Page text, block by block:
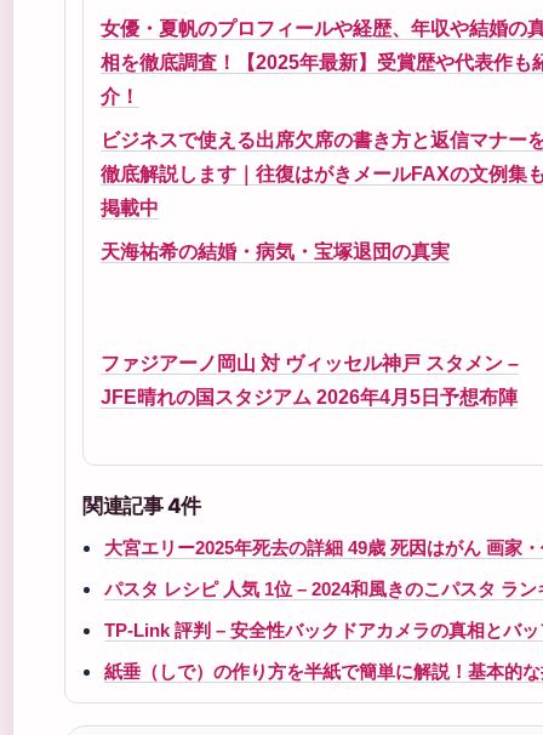
女優・夏帆のプロフィールや経歴、年収や結婚の
相を徹底調査！【2025年最新】受賞歴や代表作も
介！
ビジネスで使える出席欠席の書き方と返信マナー
徹底解説します｜往復はがきメールFAXの文例集
掲載中
天海祐希の結婚・病気・宝塚退団の真実
ファジアーノ岡山 対 ヴィッセル神戸 スタメン –
JFE晴れの国スタジアム 2026年4月5日予想布陣
関連記事 4件
大宮エリー2025年死去の詳細 49歳 死因はがん 画家
パスタ レシピ 人気 1位 – 2024和風きのこパスタ ラ
TP-Link 評判 – 安全性バックドアカメラの真相とバ
紙垂（しで）の作り方を半紙で簡単に解説！基本的